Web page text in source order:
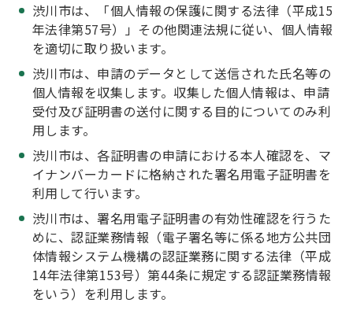
渋川市は、「個人情報の保護に関する法律（平成15
年法律第57号）」その他関連法規に従い、個人情報
を適切に取り扱います。
渋川市は、申請のデータとして送信された氏名等の
個人情報を収集します。収集した個人情報は、申請
受付及び証明書の送付に関する目的についてのみ利
用します。
渋川市は、各証明書の申請における本人確認を、マ
イナンバーカードに格納された署名用電子証明書を
利用して行います。
渋川市は、署名用電子証明書の有効性確認を行うた
めに、認証業務情報（電子署名等に係る地方公共団
体情報システム機構の認証業務に関する法律（平成
14年法律第153号）第44条に規定する認証業務情報
をいう）を利用します。